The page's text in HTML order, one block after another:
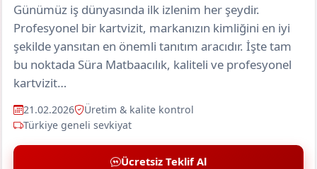
Günümüz iş dünyasında ilk izlenim her şeydir.
Profesyonel bir kartvizit, markanızın kimliğini en iyi
şekilde yansıtan en önemli tanıtım aracıdır. İşte tam
bu noktada Süra Matbaacılık, kaliteli ve profesyonel
kartvizit…
21.02.2026
Üretim & kalite kontrol
Türkiye geneli sevkiyat
Ücretsiz Teklif Al